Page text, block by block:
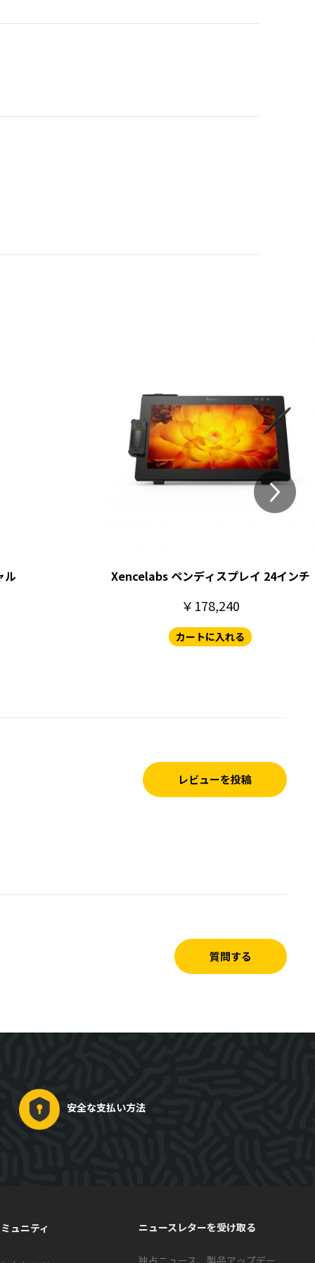
ル Xencelabs ペンディスプレイ 24インチ
￥178,240
カートに入れる
レビューを投稿
質問する
安全な支払い方法
ニュースレターを受け取る
独占ニュース、製品アップデー
ュニティ